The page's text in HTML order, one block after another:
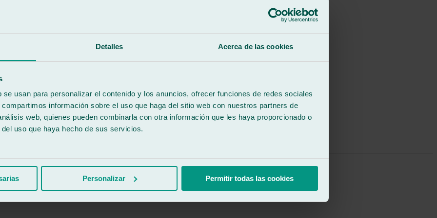
Detalles Acerca de las cookies
usan para personalizar el contenido y los anuncios, ofrecer funciones de redes sociales
información sobre el uso que haga del sitio web con nuestros partners de
web, quienes pueden combinarla con otra información que les haya proporcionado o
uso que haya hecho de sus servicios.
Personalizar Permitir todas las cookies
seguro.